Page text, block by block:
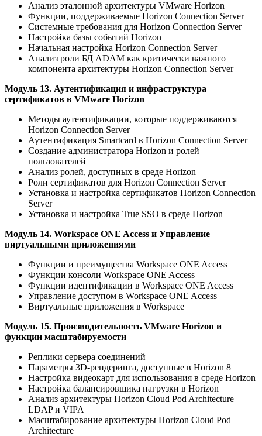
Анализ эталонной архитектуры VMware Horizon
Функции, поддерживаемые Horizon Connection Server
Системные требования для Horizon Connection Server
Настройка базы событий Horizon
Начальная настройка Horizon Connection Server
Анализ роли БД ADAM как критически важного
компонента архитектуры Horizon Connection Server
Модуль 13. Аутентификация и инфраструктура
сертификатов в VMware Horizon
Методы аутентификации, которые поддерживаются
Horizon Connection Server
Аутентификация Smartcard в Horizon Connection Server
Создание администратора Horizon и ролей
пользователей
Анализ ролей, доступных в среде Horizon
Роли сертификатов для Horizon Connection Server
Установка и настройка сертификатов Horizon Connection
Server
Установка и настройка True SSO в среде Horizon
Модуль 14. Workspace ONE Access и Управление
виртуальными приложениями
Функции и преимущества Workspace ONE Access
Функции консоли Workspace ONE Access
Функции идентификации в Workspace ONE Access
Управление доступом в Workspace ONE Access
Виртуальные приложения в Workspace
Модуль 15. Производительность VMware Horizon и
функции масштабируемости
Реплики сервера соединений
Параметры 3D-рендеринга, доступные в Horizon 8
Настройка видеокарт для использования в среде Horizon
Настройка балансировщика нагрузки в Horizon
Анализ архитектуры Horizon Cloud Pod Architecture
LDAP и VIPA
Масштабирование архитектуры Horizon Cloud Pod
Architecture